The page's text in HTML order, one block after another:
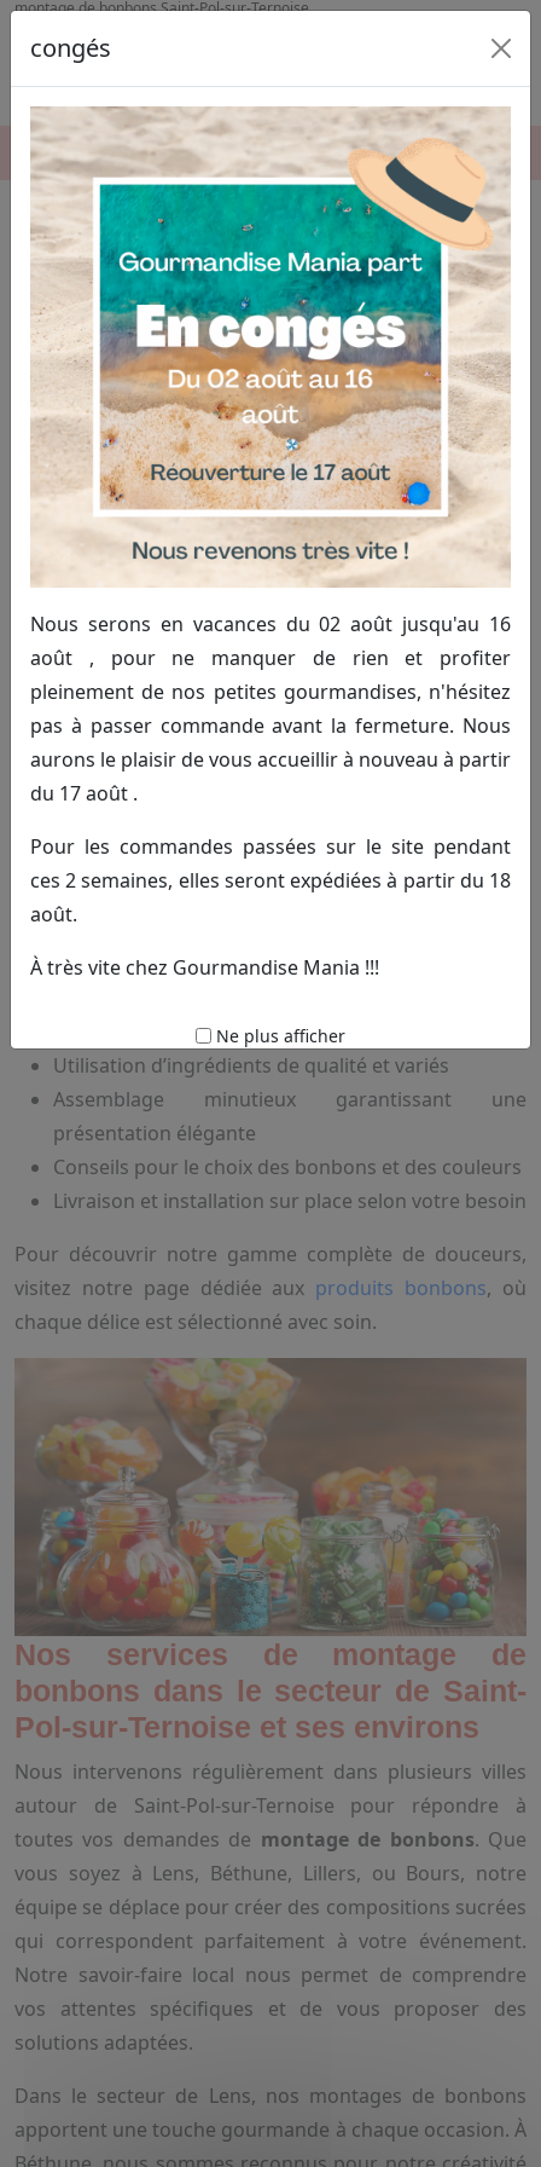
montage de bonbons Saint-Pol-sur-Ternoise
congés
Nous serons en vacances du 02 août jusqu'au 16
août , pour ne manquer de rien et profiter
pleinement de nos petites gourmandises, n'hésitez
pas à passer commande avant la fermeture. Nous
aurons le plaisir de vous accueillir à nouveau à partir
du 17 août .
Pour les commandes passées sur le site pendant
ces 2 semaines, elles seront expédiées à partir du 18
août.
À très vite chez Gourmandise Mania !!!
Ne plus afficher
06.04.03.19.74
Montage de bonbons à Saint-Pol-
sur-Ternoise
Notre société est spécialisée dans lemontage de
bonbons à Saint-Pol-sur-Ternoise, offrant des
créations gourmandes uniques qui sauront sublimer
vos événements. Que vous prépariez une fête
d'anniversaire, un mariage ou un événement
professionnel, nous mettons notre savoir-faire à votre
service pour concevoir des présentations originales et
personnalisées.
Création et assemblage de
montages gourmands autour de
Saint-Pol-sur-Ternoise
Notre équipe intervient pour réaliser desmontages de
bonbonssur-mesure, adaptés à toutes vos envies et
occasions. Grâce à notre expérience, nous vous
garantissons un travail soigné et des compositions
esthétiques qui mettent en valeur la richesse des
saveurs. En optant pour nos services, vous bénéficiez
d’une solution clé en main pour impressionner vos
Utilisation d’ingrédients de qualité et variés
Assemblage minutieux garantissant une
présentation élégante
Conseils pour le choix des bonbons et des couleurs
Livraison et installation sur place selon votre besoin
Pour découvrir notre gamme complète de douceurs,
visitez notre page dédiée aux produits bonbons, où
chaque délice est sélectionné avec soin.
Nos services de montage de
bonbons dans le secteur de Saint-
Pol-sur-Ternoise et ses environs
Nous intervenons régulièrement dans plusieurs villes
autour de Saint-Pol-sur-Ternoise pour répondre à
toutes vos demandes de montage de bonbons. Que
vous soyez à Lens, Béthune, Lillers, ou Bours, notre
équipe se déplace pour créer des compositions sucrées
qui correspondent parfaitement à votre événement.
Notre savoir-faire local nous permet de comprendre
vos attentes spécifiques et de vous proposer des
solutions adaptées.
Dans le secteur de Lens, nos montages de bonbons
apportent une touche gourmande à chaque occasion. À